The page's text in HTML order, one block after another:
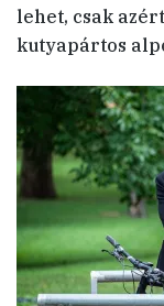
lehet, csak
kutyapártos